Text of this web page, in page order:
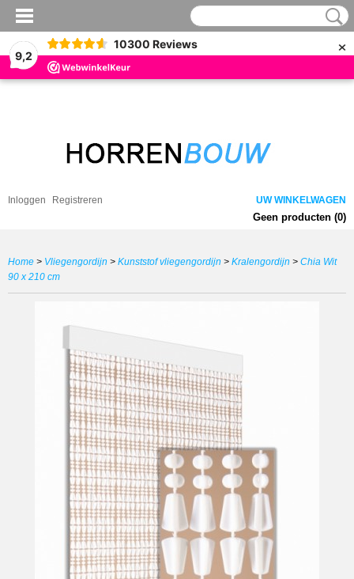
9,2
10300 Reviews ×
Inloggen Registreren UW WINKELWAGEN
Geen producten (0)
Home > Vliegengordijn > Kunststof vliegengordijn > Kralengordijn > Chia Wit
90 x 210 cm